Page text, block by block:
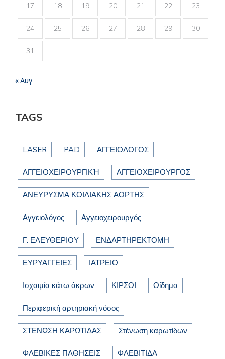
17 18 19 20 21 22 23
24 25 26 27 28 29 30
31
« Αυγ
TAGS
LASER PAD ΑΓΓΕΙΟΛΟΓΟΣ
ΑΓΓΕΙΟΧΕΙΡΟΥΡΓΙΚΉ ΑΓΓΕΙΟΧΕΙΡΟΥΡΓΟΣ
ΑΝΕΥΡΥΣΜΑ ΚΟΙΛΙΑΚΗΣ ΑΟΡΤΗΣ
Αγγειολόγος Αγγειοχειρουργός
Γ. ΕΛΕΥΘΕΡΙΟΥ ΕΝΔΑΡΤΗΡΕΚΤΟΜΗ
ΕΥΡΥΑΓΓΕΙΕΣ ΙΑΤΡΕΙΟ
Ισχαιμία κάτω άκρων ΚΙΡΣΟΙ Οίδημα
Περιφερική αρτηριακή νόσος
ΣΤΕΝΩΣΗ ΚΑΡΩΤΙΔΑΣ Στένωση καρωτίδων
ΦΛΕΒΙΚΕΣ ΠΑΘΗΣΕΙΣ ΦΛΕΒΙΤΙΔΑ